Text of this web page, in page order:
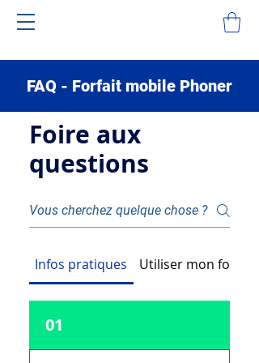
FAQ - Forfait mobile Phoner
Foire aux
questions
Infos pratiques Utiliser mon forfait
01